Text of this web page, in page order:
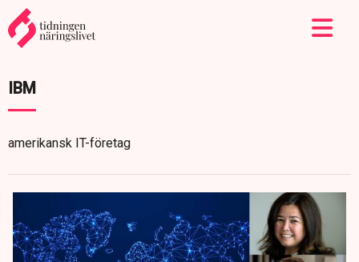
IBM
amerikansk IT-företag